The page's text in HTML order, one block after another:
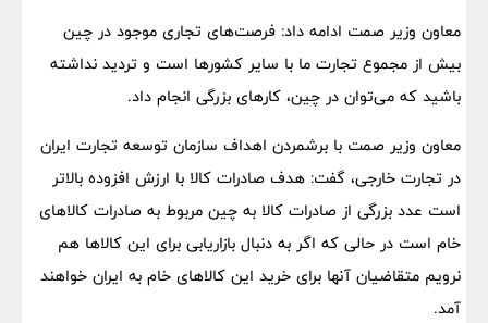
معاون وزیر صمت ادامه داد: فرصت‌های تجاری موجود در چین
بیش از مجموع تجارت ما با سایر کشورها است و تردید نداشته
باشید که می‌توان در چین، کارهای بزرگی انجام داد.
معاون وزیر صمت با برشمردن اهداف سازمان توسعه تجارت ایران
در تجارت خارجی، گفت: هدف صادرات کالا با ارزش افزوده بالاتر
است عدد بزرگی از صادرات کالا به چین مربوط به صادرات کالاهای
خام است در حالی که اگر به دنبال بازاریابی برای این کالاها هم
نرویم متقاضیان آنها برای خرید این کالاهای خام به ایران خواهند
آمد.